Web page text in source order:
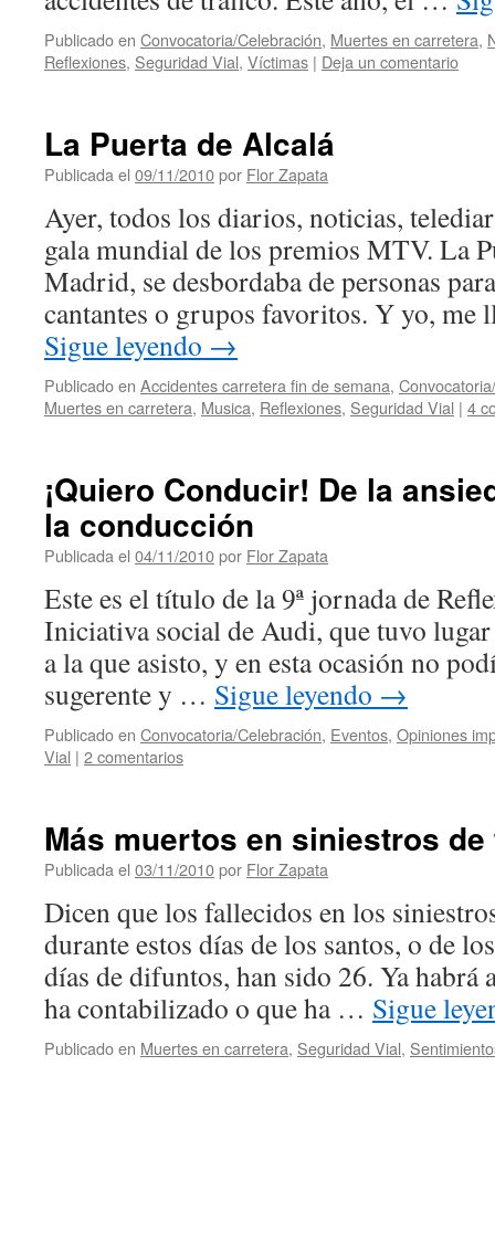
Publicado en Convocatoria/Celebración, Muertes en carretera,
Reflexiones, Seguridad Vial, Víctimas | Deja un comentario
La Puerta de Alcalá
Publicada el 09/11/2010por Flor Zapata
Ayer, todos los diarios, noticias,
gala mundial de los premios MTV. La
Madrid, se desbordaba de personas
cantantes o grupos favoritos. Y yo,
Sigue leyendo →
Publicado en Accidentes carretera fin de semana,
Muertes en carretera, Musica, Reflexiones, Seguridad Vial | 4
¡Quiero Conducir! De la
la conducción
Publicada el 04/11/2010por Flor Zapata
Este es el título de la 9ª jornada de
Iniciativa social de Audi, que tuvo lugar
a la que asisto, y en esta ocasión no
sugerente y … Sigue leyendo →
Publicado en Convocatoria/Celebración, Eventos, Opiniones
Vial | 2 comentarios
Más muertos en siniestros
Publicada el 03/11/2010por Flor Zapata
Dicen que los fallecidos en los
durante estos días de los santos, o de
días de difuntos, han sido 26. Ya habrá
ha contabilizado o que ha … Sigue
Publicado en Muertes en carretera, Seguridad Vial,